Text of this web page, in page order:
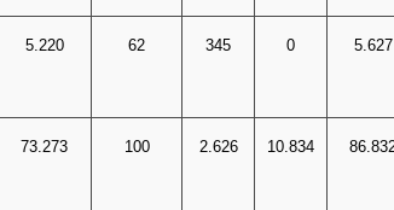
5.220 62 345 0 5.627
73.273 100 2.626 10.834